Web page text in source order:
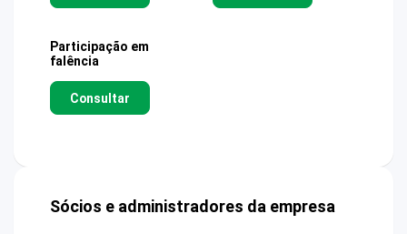
Participação em
falência
Consultar
Sócios e administradores da empresa